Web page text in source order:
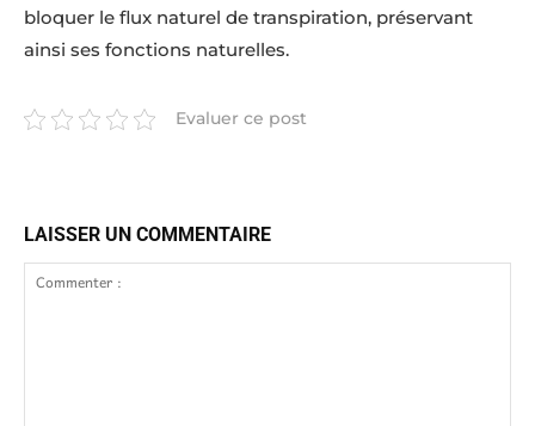
bloquer le flux naturel de transpiration, préservant
ainsi ses fonctions naturelles.
Evaluer ce post
LAISSER UN COMMENTAIRE